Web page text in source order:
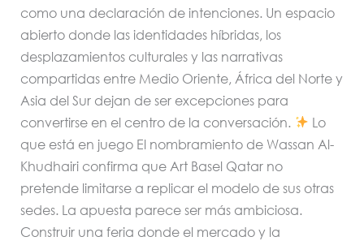
como una declaración de intenciones. Un espacio
abierto donde las identidades híbridas, los
desplazamientos culturales y las narrativas
compartidas entre Medio Oriente, África del Norte y
Asia del Sur dejan de ser excepciones para
convertirse en el centro de la conversación.
Lo
que está en juego El nombramiento de Wassan Al-
Khudhairi confirma que Art Basel Qatar no
pretende limitarse a replicar el modelo de sus otras
sedes. La apuesta parece ser más ambiciosa.
Construir una feria donde el mercado y la